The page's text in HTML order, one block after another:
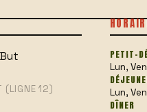
(LIGNE 12)
PETIT-
Lun,
Lun,
DÎNER